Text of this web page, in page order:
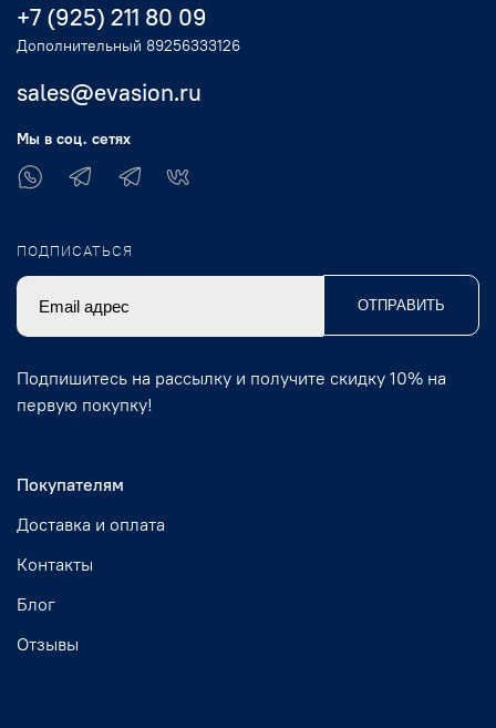
Покупателям
Доставка и оплата
Контакты
Блог
Отзывы
+7 (925) 211 80 09
Дополнительный 89256333126
sales@evasion.ru
Мы в соц. сетях
ПОДПИСАТЬСЯ
ОТПРАВИТЬ
Подпишитесь на рассылку и получите скидку 10% на
первую покупку!